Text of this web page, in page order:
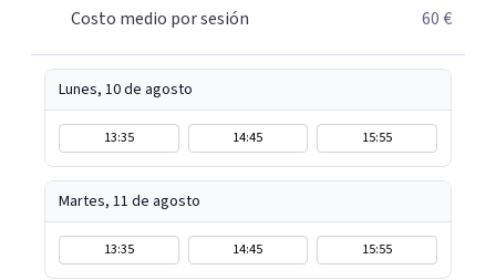
Costo medio por sesión
60 €
Lunes, 10 de agosto
13:35 14:45 15:55
Martes, 11 de agosto
13:35 14:45 15:55